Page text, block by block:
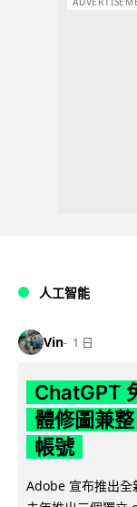
人工智能
Vin 1 日
ChatGPT
體修圖兼
帳號
Adobe 宣布推出